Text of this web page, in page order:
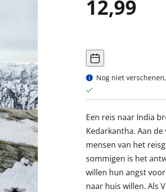
12,99
Nog niet
Een reis naar India
Kedarkantha. Aan
mensen van het
sommigen is het
willen hun angst
naar huis willen. Als